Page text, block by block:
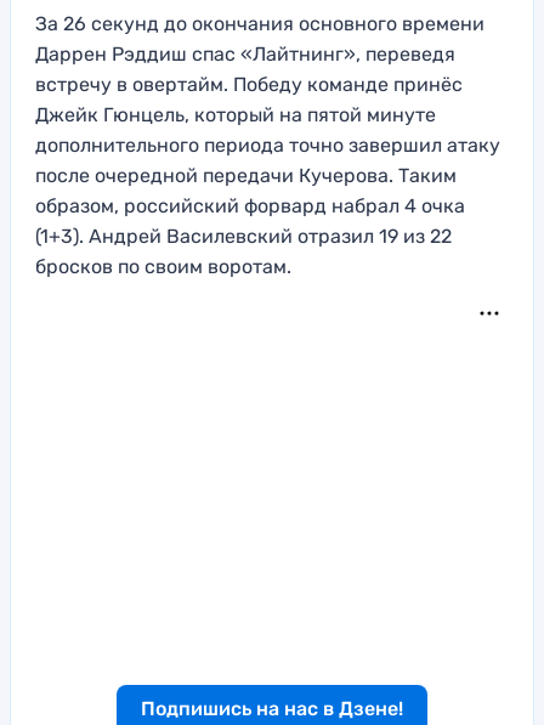
За 26 секунд до окончания основного времени
Даррен Рэддиш спас «Лайтнинг», переведя
встречу в овертайм. Победу команде принёс
Джейк Гюнцель, который на пятой минуте
дополнительного периода точно завершил атаку
после очередной передачи Кучерова. Таким
образом, российский форвард набрал 4 очка
(1+3). Андрей Василевский отразил 19 из 22
бросков по своим воротам.
Подпишись на нас в Дзене!